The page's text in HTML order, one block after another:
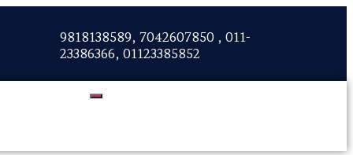
9818138589, 7042607850 , 011-
23386366, 01123385852